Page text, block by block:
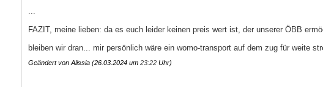
...
FAZIT, meine lieben: da es euch leider keinen preis wert ist, der unserer ÖBB
bleiben wir dran... mir persönlich wäre ein womo-transport auf dem zug für weite
Geändert von Alissia (26.03.2024 um 23:22 Uhr)